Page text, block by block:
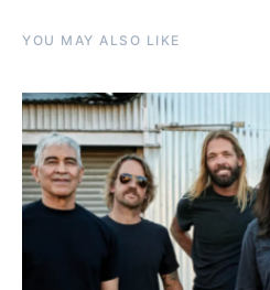
YOU MAY ALSO LIKE